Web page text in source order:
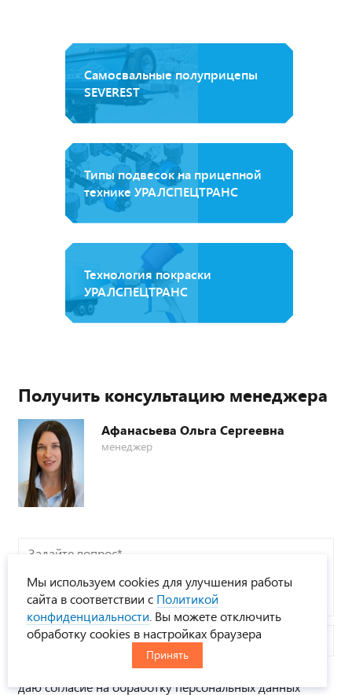
Самосвальные полуприцепы
SEVEREST
Типы подвесок на прицепной
технике УРАЛСПЕЦТРАНС
Технология покраски
УРАЛСПЕЦТРАНС
Получить консультацию менеджера
Афанасьева Ольга Сергеевна
менеджер
Задайте
Телефон
Политикой конфиденциальности
даю согласие на обработку персональных данных
Мы используем cookies для улучшения работы
сайта в соответствии с Политикой
конфиденциальности . Вы можете отключить
обработку cookies в настройках браузера
Принять